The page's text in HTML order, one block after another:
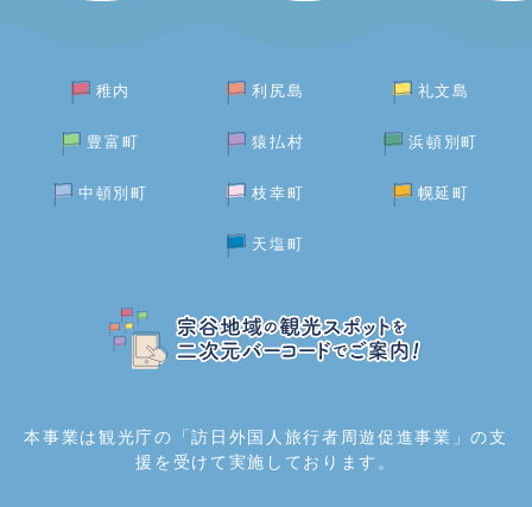
稚内 利尻島 礼文島
豊富町 猿払村 浜頓別町
中頓別町 枝幸町 幌延町
天塩町
本事業は観光庁の「訪日外国人旅行者周遊促進事業」の支
援を受けて実施しております。